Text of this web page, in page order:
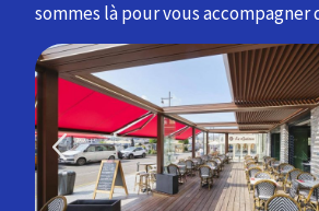
sommes là pour vous accompagner